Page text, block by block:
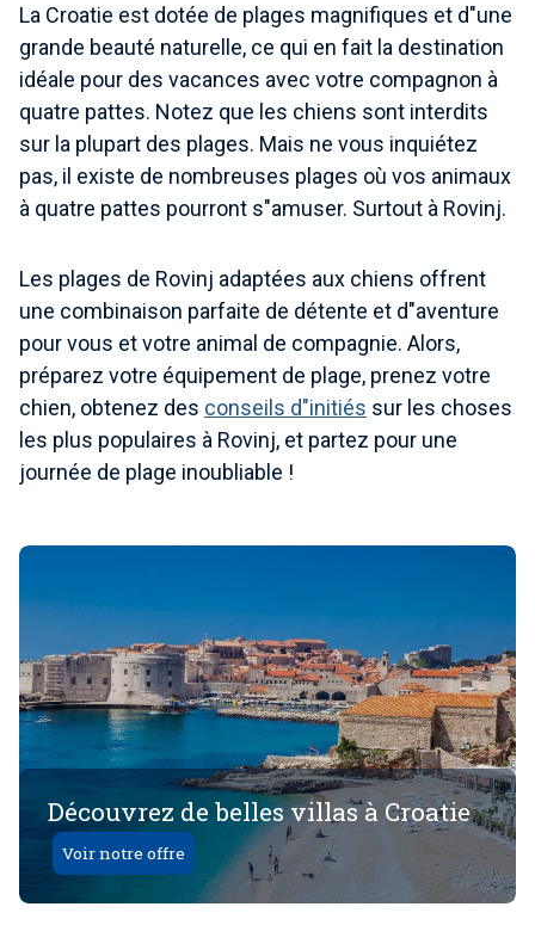
La Croatie est dotée de plages magnifiques et d"une
grande beauté naturelle, ce qui en fait la destination
idéale pour des vacances avec votre compagnon à
quatre pattes. Notez que les chiens sont interdits
sur la plupart des plages. Mais ne vous inquiétez
pas, il existe de nombreuses plages où vos animaux
à quatre pattes pourront s"amuser. Surtout à Rovinj.
Les plages de Rovinj adaptées aux chiens offrent
une combinaison parfaite de détente et d"aventure
pour vous et votre animal de compagnie. Alors,
préparez votre équipement de plage, prenez votre
chien, obtenez des conseils d"initiés sur les choses
les plus populaires à Rovinj, et partez pour une
journée de plage inoubliable !
Découvrez de belles villas à Croatie
Voir notre offre